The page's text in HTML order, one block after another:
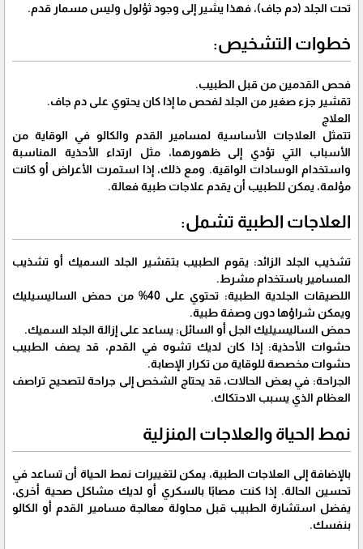
تحت الجلد (دم جاف)، فهذا يشير إلى وجود ثؤلول وليس مسمار قدم.
خطوات التشخيص:
فحص القدمين من قبل الطبيب.
تقشير جزء صغير من الجلد لفحص ما إذا كان يحتوي على دم جاف.
العلاج
تتمثل العلاجات الأساسية لمسامير القدم والكالو في الوقاية من
الأسباب التي تؤدي إلى ظهورهما، مثل ارتداء الأحذية المناسبة
واستخدام الوسادات الواقية. ومع ذلك، إذا استمرت الأعراض أو كانت
مؤلمة، يمكن للطبيب أن يقدم علاجات طبية فعالة.
العلاجات الطبية تشمل:
تشذيب الجلد الزائد: يقوم الطبيب بتقشير الجلد السميك أو تشذيب
المسامير باستخدام مشرط.
اللصيقات الجلدية الطبية: تحتوي على 40% من حمض الساليسيليك
ويمكن شراؤها دون وصفة طبية.
حمض الساليسيليك الجل أو السائل: يساعد على إزالة الجلد السميك.
حشوات الأحذية: إذا كان لديك تشوه في القدم، قد يصف الطبيب
حشوات مخصصة للوقاية من تكرار الإصابة.
الجراحة: في بعض الحالات، قد يحتاج الشخص إلى جراحة لتصحيح تراصف
العظام الذي يسبب الاحتكاك.
نمط الحياة والعلاجات المنزلية
بالإضافة إلى العلاجات الطبية، يمكن لتغييرات نمط الحياة أن تساعد في
تحسين الحالة. إذا كنت مصابًا بالسكري أو لديك مشاكل صحية أخرى،
يفضل استشارة الطبيب قبل محاولة معالجة مسامير القدم أو الكالو
بنفسك.